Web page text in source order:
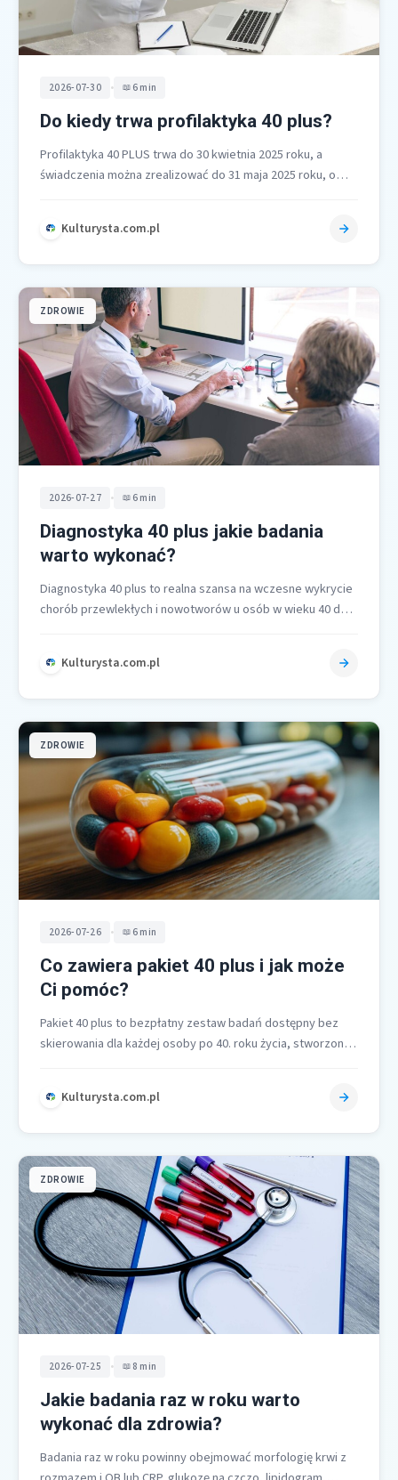
2026-07-30 • 6 min
Do kiedy trwa profilaktyka 40 plus?
Profilaktyka 40 PLUS trwa do 30 kwietnia 2025 roku, a
świadczenia można zrealizować do 31 maja 2025 roku, o
Kulturysta.com.pl
ZDROWIE
2026-07-27 • 6 min
Diagnostyka 40 plus jakie badania
warto wykonać?
Diagnostyka 40 plus to realna szansa na wczesne wykrycie
chorób przewlekłych i nowotworów u osób w wieku 40 do
Kulturysta.com.pl
ZDROWIE
2026-07-26 • 6 min
Co zawiera pakiet 40 plus i jak może
Ci pomóc?
Pakiet 40 plus to bezpłatny zestaw badań dostępny bez
skierowania dla każdej osoby po 40. roku życia, stworzony
Kulturysta.com.pl
ZDROWIE
2026-07-25 • 8 min
Jakie badania raz w roku warto
wykonać dla zdrowia?
Badania raz w roku powinny obejmować morfologię krwi z